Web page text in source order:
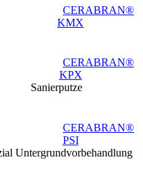
CERABRAN®
KMX
CERABRAN®
KPX
Sanierputze
CERABRAN®
PSI
Untergrundvorbehandlung